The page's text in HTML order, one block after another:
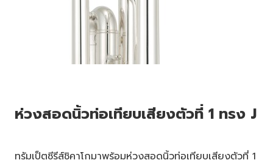
ห่วงสอดนิ้วท่อเทียบเสียงตัวที่ 1 ทรง J
ทรัมเป็ตซีรีส์ชิคาโกมาพร้อมห่วงสอดนิ้วท่อเทียบเสียงตัวที่ 1